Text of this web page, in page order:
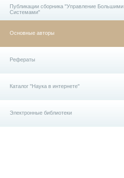
Публикации сборника "Управление Большими
Системами"
Основные авторы
Рефераты
Каталог "Наука в интернете"
Электронные библиотеки